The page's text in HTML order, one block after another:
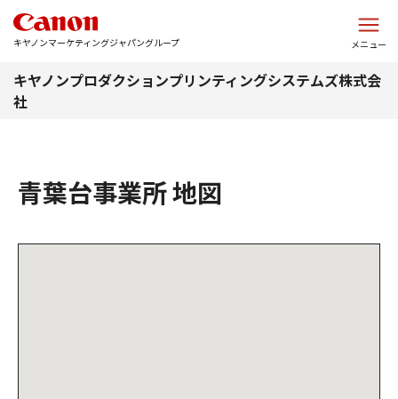
キヤノンマーケティングジャパングループ メニュー
キヤノンプロダクションプリンティングシステムズ株式会
社
青葉台事業所 地図